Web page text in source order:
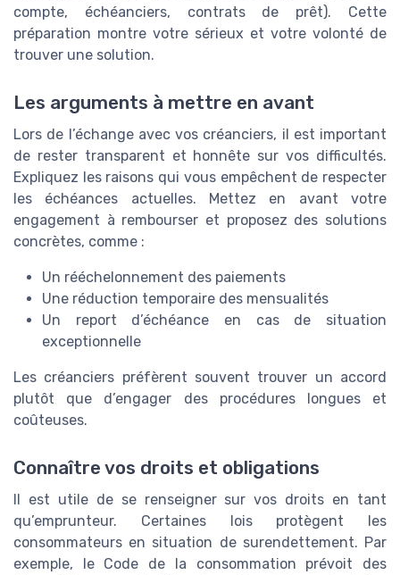
compte, échéanciers, contrats de prêt). Cette
préparation montre votre sérieux et votre volonté de
trouver une solution.
Les arguments à mettre en avant
Lors de l’échange avec vos créanciers, il est important
de rester transparent et honnête sur vos difficultés.
Expliquez les raisons qui vous empêchent de respecter
les échéances actuelles. Mettez en avant votre
engagement à rembourser et proposez des solutions
concrètes, comme :
Un rééchelonnement des paiements
Une réduction temporaire des mensualités
Un report d’échéance en cas de situation
exceptionnelle
Les créanciers préfèrent souvent trouver un accord
plutôt que d’engager des procédures longues et
coûteuses.
Connaître vos droits et obligations
Il est utile de se renseigner sur vos droits en tant
qu’emprunteur. Certaines lois protègent les
consommateurs en situation de surendettement. Par
exemple, le Code de la consommation prévoit des